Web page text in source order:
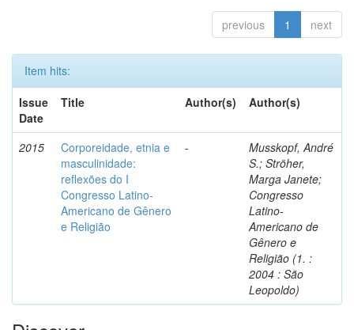
previous 1 next
Item hits:
Issue
Date
Title Author(s) Author(s)
2015
Corporeidade, etnia e
masculinidade:
reflexões do I
Congresso Latino-
Americano de Gênero
e Religião
-
Musskopf, André
S.; Ströher,
Marga Janete;
Congresso
Latino-
Americano de
Gênero e
Religião (1. :
2004 : São
Leopoldo)